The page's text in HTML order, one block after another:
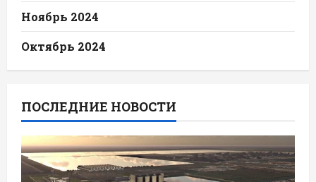
Ноябрь 2024
Октябрь 2024
ПОСЛЕДНИЕ НОВОСТИ